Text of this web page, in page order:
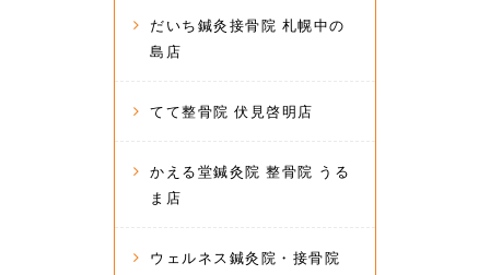
だいち鍼灸接骨院 札幌中の
島店
てて整骨院 伏見啓明店
かえる堂鍼灸院 整骨院 うる
ま店
ウェルネス鍼灸院・接骨院